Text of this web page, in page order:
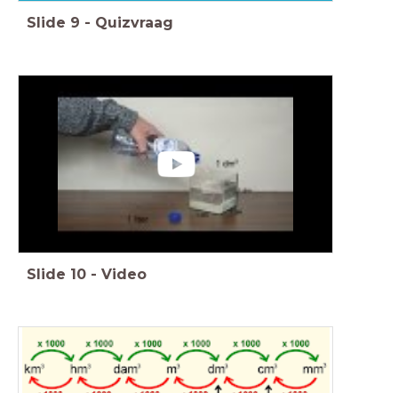
Slide 9 - Quizvraag
Slide 10 - Video